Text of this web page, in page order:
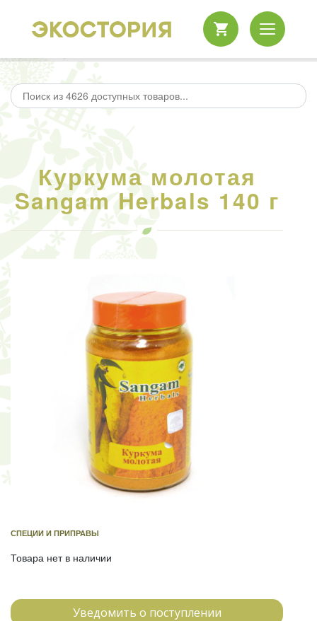
Куркума молотая
Sangam Herbals 140 г
СПЕЦИИ И ПРИПРАВЫ
Товара нет в наличии
Уведомить о поступлении